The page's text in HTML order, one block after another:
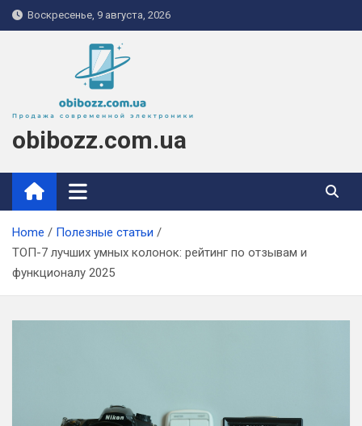
Skip
to
Воскресенье, 9 августа, 2026
obibozz.com.ua
Home
Полезные статьи
ТОП-7 лучших умных колонок: рейтинг по отзывам и
функционалу 2025